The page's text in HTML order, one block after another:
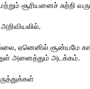
சூரியனைச் சுற்றி
ஏனெனில் சூன்யமே
அனைத்தும் அடக்கம்.